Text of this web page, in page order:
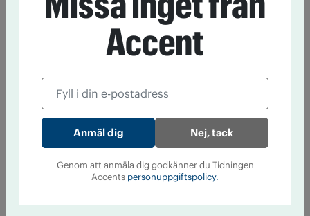
Accent
Nej, tack
Genom att anmäla dig godkänner du Tidningen
Accents personuppgiftspolicy.